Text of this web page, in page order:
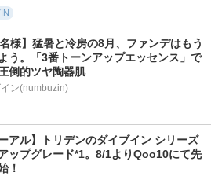
名様】猛暑と冷房の8月、ファンデはもう
う。「3番トーンアップエッセンス」で
倒的ツヤ陶器肌
ン(numbuzin)
ーアル】トリデンのダイブイン シリーズ
ップグレード*1。8/1よりQoo10にて先
！